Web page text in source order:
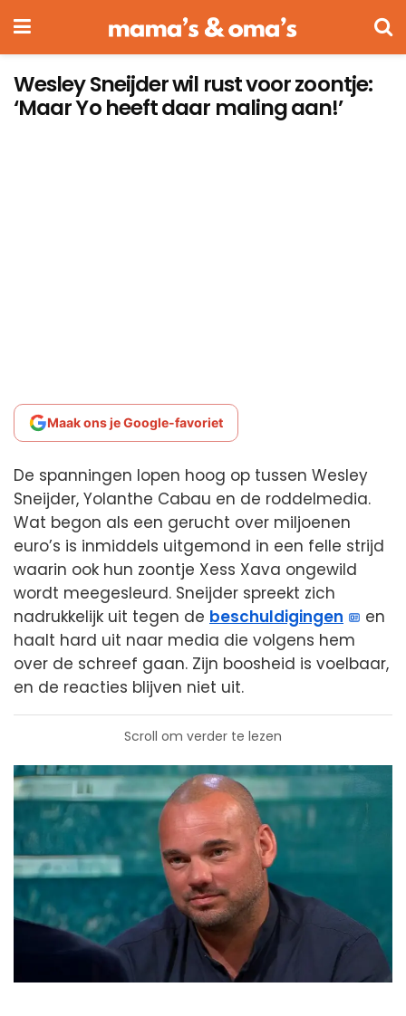
Wesley Sneijder wil rust voor zoontje:
‘Maar Yo heeft daar maling aan!’
Maak ons je Google-favoriet
De spanningen lopen hoog op tussen Wesley
Sneijder, Yolanthe Cabau en de roddelmedia.
Wat begon als een gerucht over miljoenen
euro’s is inmiddels uitgemond in een felle strijd
waarin ook hun zoontje Xess Xava ongewild
wordt meegesleurd. Sneijder spreekt zich
nadrukkelijk uit tegen de beschuldigingen
en
haalt hard uit naar media die volgens hem
over de schreef gaan. Zijn boosheid is voelbaar,
en de reacties blijven niet uit.
Scroll om verder te lezen